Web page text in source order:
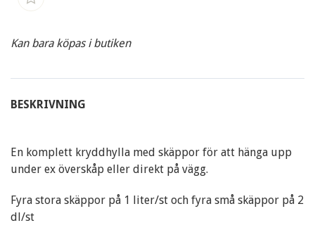
Kan bara köpas i butiken
BESKRIVNING
En komplett kryddhylla med skäppor för att hänga upp
under ex överskåp eller direkt på vägg.
Fyra stora skäppor på 1 liter/st och fyra små skäppor på 2
dl/st